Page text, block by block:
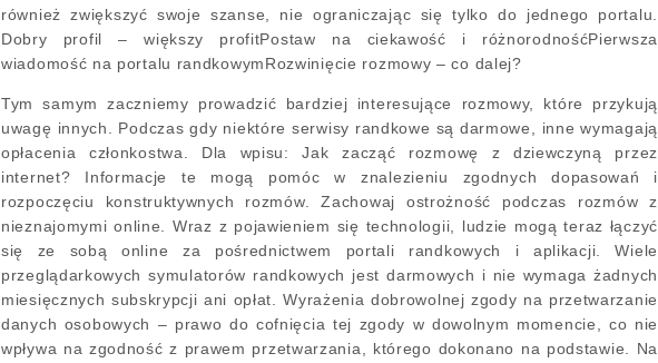
również zwiększyć swoje szanse, nie ograniczając się tylko do jednego portalu.
Dobry profil – większy profitPostaw na ciekawość i różnorodnośćPierwsza
wiadomość na portalu randkowymRozwinięcie rozmowy – co dalej?
Tym samym zaczniemy prowadzić bardziej interesujące rozmowy, które przykują
uwagę innych. Podczas gdy niektóre serwisy randkowe są darmowe, inne wymagają
opłacenia członkostwa. Dla wpisu: Jak zacząć rozmowę z dziewczyną przez
internet? Informacje te mogą pomóc w znalezieniu zgodnych dopasowań i
rozpoczęciu konstruktywnych rozmów. Zachowaj ostrożność podczas rozmów z
nieznajomymi online. Wraz z pojawieniem się technologii, ludzie mogą teraz łączyć
się ze sobą online za pośrednictwem portali randkowych i aplikacji. Wiele
przeglądarkowych symulatorów randkowych jest darmowych i nie wymaga żadnych
miesięcznych subskrypcji ani opłat. Wyrażenia dobrowolnej zgody na przetwarzanie
danych osobowych – prawo do cofnięcia tej zgody w dowolnym momencie, co nie
wpływa na zgodność z prawem przetwarzania, którego dokonano na podstawie. Na